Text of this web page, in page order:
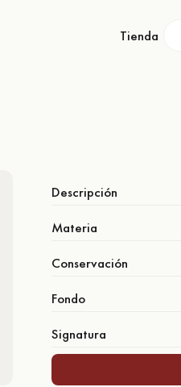
Tienda
Descripción
Materia
Conservación
Fondo
Signatura